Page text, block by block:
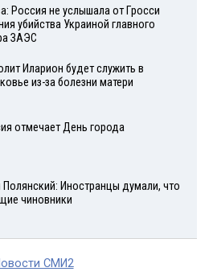
Россия не услышала от Гросси
убийства Украиной главного
ЗАЭС
Иларион будет служить в
из-за болезни матери
отмечает День города
Полянский: Иностранцы думали, что
чиновники
СМИ2